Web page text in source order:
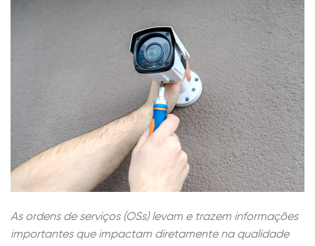
As ordens de serviços (OSs) levam e trazem informações
importantes que impactam diretamente na qualidade